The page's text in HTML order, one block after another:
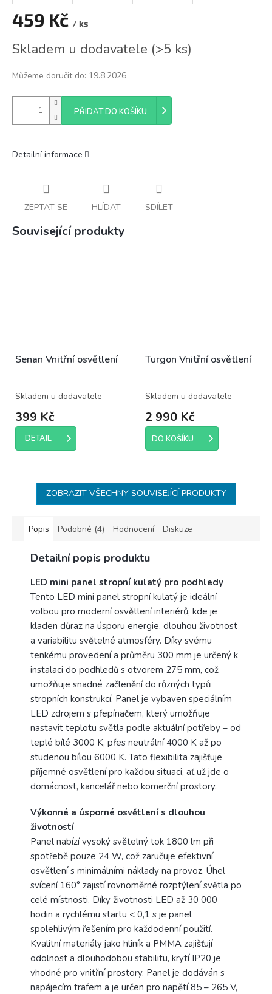
459 Kč / ks
cena:
Skladem u dodavatele (>5 ks)
Můžeme doručit do: 19.8.2026
PŘIDAT DO KOŠÍKU
Detailní informace
ZEPTAT SE HLÍDAT SDÍLET
Související produkty
Senan Vnitřní osvětlení
Skladem u dodavatele
399 Kč
DETAIL
Turgon Vnitřní osvětlení
Skladem u dodavatele
2 990 Kč
DO KOŠÍKU
ZOBRAZIT VŠECHNY SOUVISEJÍCÍ PRODUKTY
Popis Podobné (4) Hodnocení Diskuze
Detailní popis produktu
LED mini panel stropní kulatý pro podhledy
Tento LED mini panel stropní kulatý je ideální
volbou pro moderní osvětlení interiérů, kde je
kladen důraz na úsporu energie, dlouhou životnost
a variabilitu světelné atmosféry. Díky svému
tenkému provedení a průměru 300 mm je určený k
instalaci do podhledů s otvorem 275 mm, což
umožňuje snadné začlenění do různých typů
stropních konstrukcí. Panel je vybaven speciálním
LED zdrojem s přepínačem, který umožňuje
nastavit teplotu světla podle aktuální potřeby – od
teplé bílé 3000 K, přes neutrální 4000 K až po
studenou bílou 6000 K. Tato flexibilita zajišťuje
příjemné osvětlení pro každou situaci, ať už jde o
domácnost, kancelář nebo komerční prostory.
Výkonné a úsporné osvětlení s dlouhou
životností
Panel nabízí vysoký světelný tok 1800 lm při
spotřebě pouze 24 W, což zaručuje efektivní
osvětlení s minimálními náklady na provoz. Úhel
svícení 160° zajistí rovnoměrné rozptýlení světla po
celé místnosti. Díky životnosti LED až 30 000
hodin a rychlému startu < 0,1 s je panel
spolehlivým řešením pro každodenní použití.
Kvalitní materiály jako hliník a PMMA zajišťují
odolnost a dlouhodobou stabilitu, krytí IP20 je
vhodné pro vnitřní prostory. Panel je dodáván s
napájecím trafem a je určen pro napětí 85 – 265 V,